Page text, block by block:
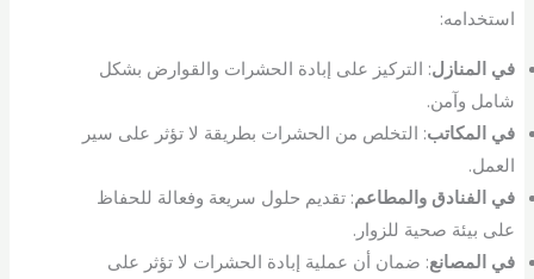
استخدامه:
في المنازل: التركيز على إبادة الحشرات والقوارض بشكل
شامل وآمن.
في المكاتب: التخلص من الحشرات بطريقة لا تؤثر على سير
العمل.
في الفنادق والمطاعم: تقديم حلول سريعة وفعالة للحفاظ
على بيئة صحية للزوار.
في المصانع: ضمان أن عملية إبادة الحشرات لا تؤثر على